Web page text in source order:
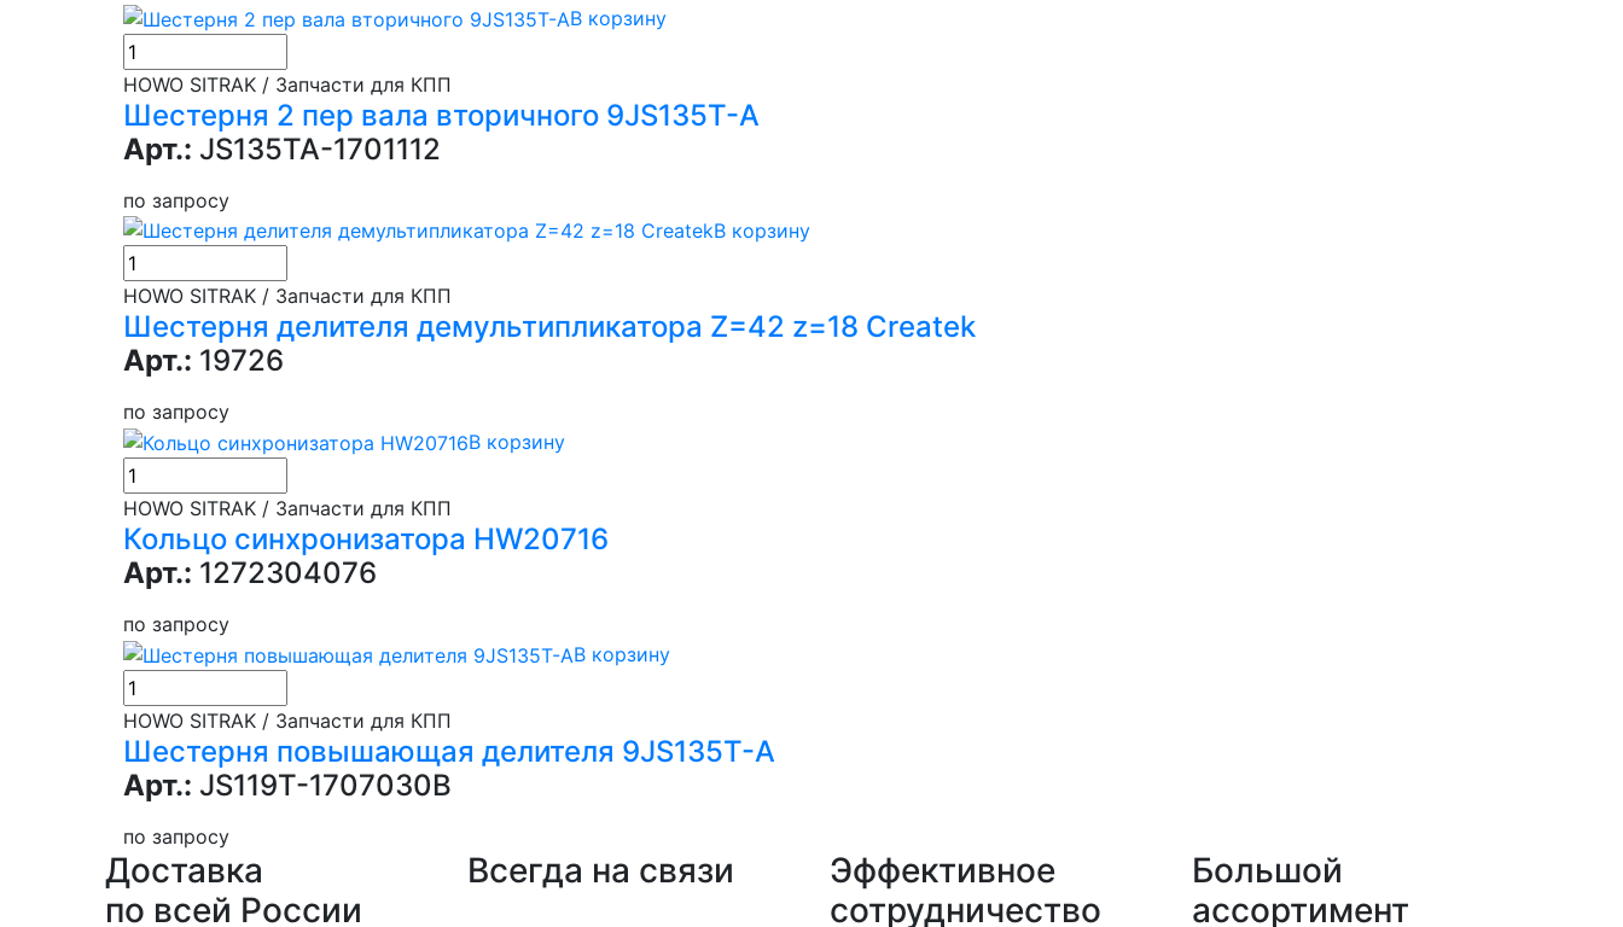
В корзину
HOWO SITRAK / Запчасти для КПП
Шестерня 2 пер вала вторичного 9JS135T-А
Арт.: JS135TA-1701112
по запросу
В корзину
HOWO SITRAK / Запчасти для КПП
Шестерня делителя демультипликатора Z=42 z=18 Createk
Арт.: 19726
по запросу
В корзину
HOWO SITRAK / Запчасти для КПП
Кольцо синхронизатора HW20716
Арт.: 1272304076
по запросу
В корзину
HOWO SITRAK / Запчасти для КПП
Шестерня повышающая делителя 9JS135T-A
Арт.: JS119Т-1707030В
по запросу
Доставка
по всей России
Всегда на связи
Эффективное
сотрудничество
Большой
ассортимент